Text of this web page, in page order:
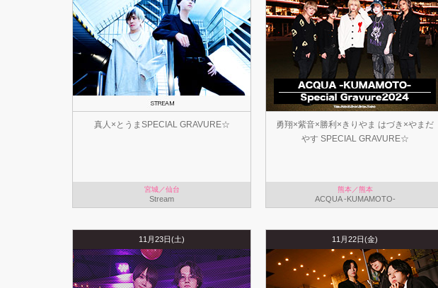
真人×とうまSPECIAL GRAVURE☆
宮城／仙台
Stream
勇翔×紫音×勝利×きりやま はづき×やまだ
やす SPECIAL GRAVURE☆
熊本／熊本
ACQUA -KUMAMOTO-
11月23日(土) 11月22日(金)